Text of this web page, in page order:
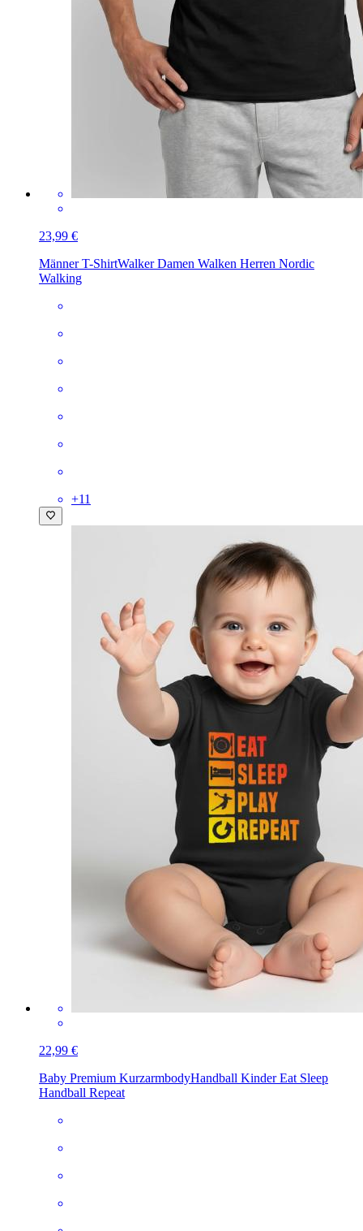
23,99 €
Männer T-ShirtWalker Damen Walken Herren Nordic
Walking
+11
22,99 €
Baby Premium KurzarmbodyHandball Kinder Eat Sleep
Handball Repeat